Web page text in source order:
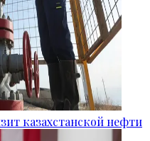
казахстанской нефти